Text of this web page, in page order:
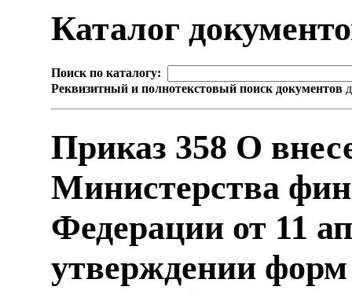
Каталог
Поиск по каталогу:
Реквизитный и полнотекстовый поиск документов
Приказ 358 О
Министерства
Федерации от 11
утверждении